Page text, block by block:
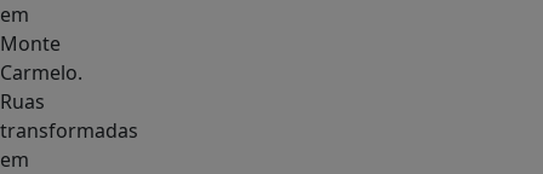
em
Monte
Carmelo.
Ruas
transformadas
em